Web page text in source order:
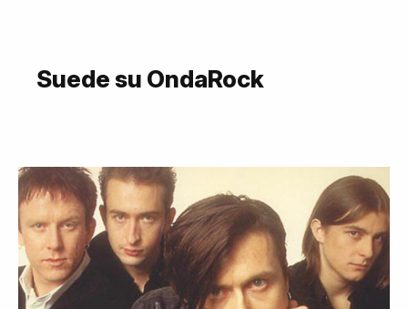
Suede su OndaRock